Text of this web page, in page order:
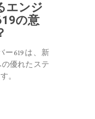
エンジ
の意
ー619は、新
優れたステ
。